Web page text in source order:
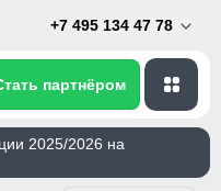
+7 495 134 47 78
партнёром
2025/2026 на